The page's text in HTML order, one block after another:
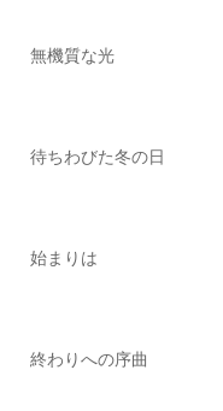
無機質な光
待ちわびた冬の日
始まりは
終わりへの序曲